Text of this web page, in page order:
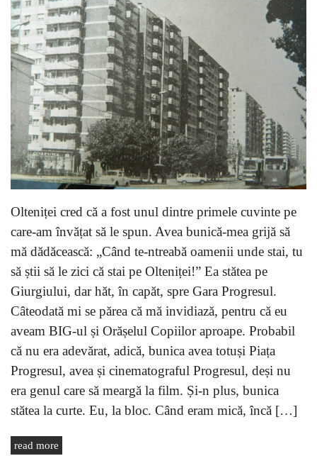
Olteniței cred că a fost unul dintre primele cuvinte pe
care-am învățat să le spun. Avea bunică-mea grijă să
mă dădăcească: „Când te-ntreabă oamenii unde stai, tu
să știi să le zici că stai pe Olteniței!” Ea stătea pe
Giurgiului, dar hăt, în capăt, spre Gara Progresul.
Câteodată mi se părea că mă invidiază, pentru că eu
aveam BIG-ul și Orășelul Copiilor aproape. Probabil
că nu era adevărat, adică, bunica avea totuși Piața
Progresul, avea și cinematograful Progresul, deși nu
era genul care să meargă la film. Și-n plus, bunica
stătea la curte. Eu, la bloc. Când eram mică, încă […]
read more